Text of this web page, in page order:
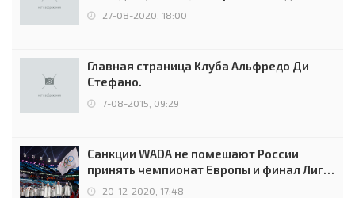
0:2 (0:0)
27-08-2020, 18:00
Главная страница Клуба Альфредо Ди
Стефано.
7-08-2015, 09:29
Санкции WADA не помешают России
принять чемпионат Европы и финал Лиги
чемпионов.
20-12-2020, 17:48